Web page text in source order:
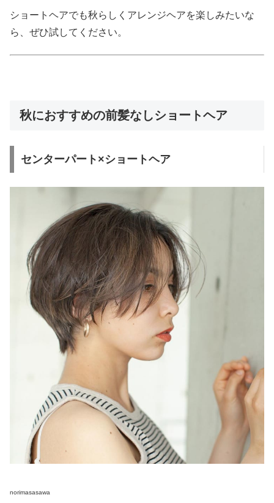
ショートヘアでも秋らしくアレンジヘアを楽しみたいな
ら、ぜひ試してください。
秋におすすめの前髪なしショートヘア
センターパート×ショートヘア
norimasasawa